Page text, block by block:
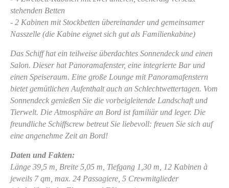
stehenden Betten
- 2 Kabinen mit Stockbetten übereinander und gemeinsamer
Nasszelle (die Kabine eignet sich gut als Familienkabine)
Das Schiff hat ein teilweise überdachtes Sonnendeck und einen
Salon. Dieser hat Panoramafenster, eine integrierte Bar und
einen Speiseraum. Eine große Lounge mit Panoramafenstern
bietet gemütlichen Aufenthalt auch an Schlechtwettertagen. Vom
Sonnendeck genießen Sie die vorbeigleitende Landschaft und
Tierwelt. Die Atmosphäre an Bord ist familiär und leger. Die
freundliche Schiffscrew betreut Sie liebevoll: freuen Sie sich auf
eine angenehme Zeit an Bord!
Daten und Fakten:
Länge 39,5 m, Breite 5,05 m, Tiefgang 1,30 m, 12 Kabinen à
jeweils 7 qm, max. 24 Passagiere, 5 Crewmitglieder